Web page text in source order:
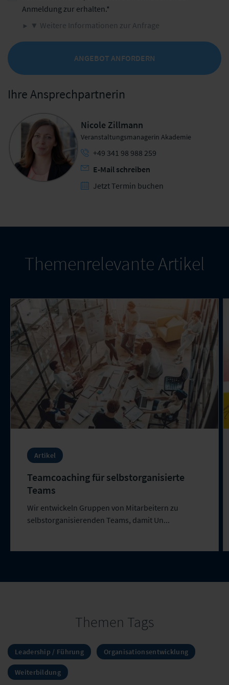
Anmeldung zur erhalten.
▼ Weitere Informationen zur Anfrage
ANGEBOT ANFORDERN
Ihre Ansprechpartnerin
Nicole Zillmann
Veranstaltungsmanagerin Akademie
+49 341 98 988 259
E-Mail schreiben
Jetzt Termin buchen
Themenrelevante Artikel
Artikel
Teamcoaching für selbstorganisierte
Teams
Wir entwickeln Gruppen von Mitarbeitern zu
selbstorganisierenden Teams, damit Un...
Themen Tags
Leadership / Führung Organisationsentwicklung
Weiterbildung